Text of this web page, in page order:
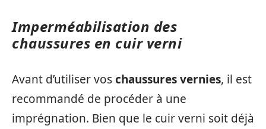
Imperméabilisation des
chaussures en cuir verni
Avant d’utiliser voschaussures vernies, il est
recommandé de procéder à une
imprégnation. Bien que le cuir verni soit déjà